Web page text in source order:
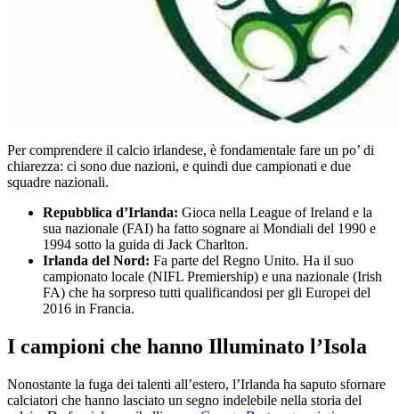
Per comprendere il calcio irlandese, è fondamentale fare un po’ di
chiarezza: ci sono due nazioni, e quindi due campionati e due
squadre nazionali.
Repubblica d’Irlanda: Gioca nella League of Ireland e la
sua nazionale (FAI) ha fatto sognare ai Mondiali del 1990 e
1994 sotto la guida di Jack Charlton.
Irlanda del Nord: Fa parte del Regno Unito. Ha il suo
campionato locale (NIFL Premiership) e una nazionale (Irish
FA) che ha sorpreso tutti qualificandosi per gli Europei del
2016 in Francia.
I campioni che hanno Illuminato l’Isola
Nonostante la fuga dei talenti all’estero, l’Irlanda ha saputo sfornare
calciatori che hanno lasciato un segno indelebile nella storia del